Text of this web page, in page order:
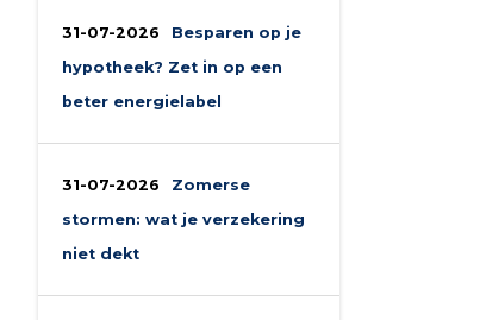
31-07-2026
Besparen op je
hypotheek? Zet in op een
beter energielabel
31-07-2026
Zomerse
stormen: wat je verzekering
niet dekt